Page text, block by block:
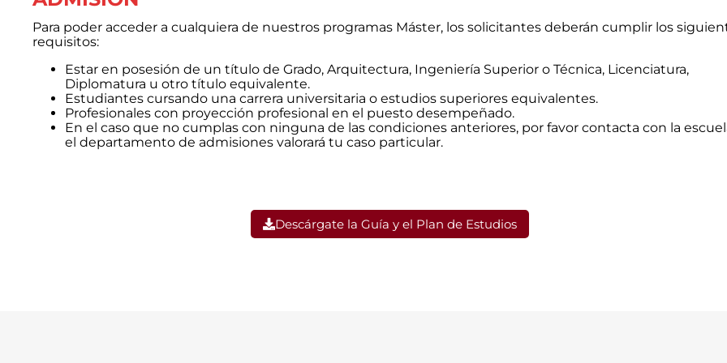
Para poder acceder a cualquiera de nuestros programas Máster, los solicitantes deberán cumplir los
requisitos:
Estar en posesión de un título de Grado, Arquitectura, Ingeniería Superior o Técnica, Licenciatura,
Diplomatura u otro título equivalente.
Estudiantes cursando una carrera universitaria o estudios superiores equivalentes.
Profesionales con proyección profesional en el puesto desempeñado.
En el caso que no cumplas con ninguna de las condiciones anteriores, por favor contacta con la
el departamento de admisiones valorará tu caso particular.
Descárgate la Guía y el Plan de Estudios